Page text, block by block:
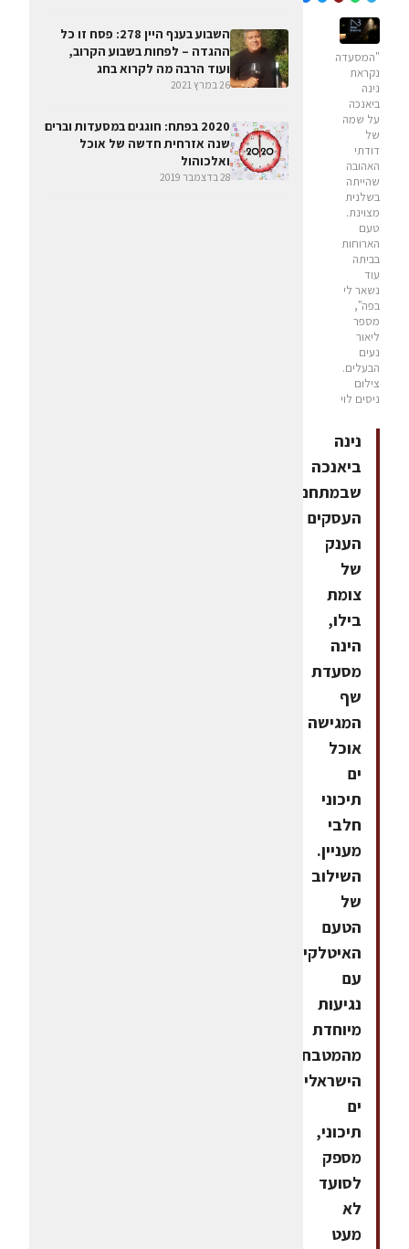
"המסעדה
נקראת
נינה
ביאנכה
על שמה
של
דודתי
האהובה
שהייתה
בשלנית
מצוינת.
טעם
הארוחות
בביתה
עוד
נשאר לי
בפה",
מספר
ליאור
נעים
הבעלים.
צילום
ניסים לוי
נינה
ביאנכה
שבמתחם
העסקים
הענק
של
צומת
בילו,
הינה
מסעדת
שף
המגישה
אוכל
ים
תיכוני
חלבי
מעניין.
השילוב
של
הטעם
האיטלקי
עם
נגיעות
מיוחדת
מהמטבח
הישראלי
ים
תיכוני,
מספק
לסועד
לא
מעט
השבוע בענף היין 278: פסח זו כל
ההגדה – לפחות בשבוע הקרוב,
ועוד הרבה מה לקרוא בחג
26 במרץ 2021
2020 בפתח: חוגגים במסעדות וברים
שנה אזרחית חדשה של אוכל
ואלכוהול
28 בדצמבר 2019